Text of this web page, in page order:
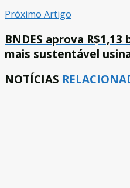
Próximo Artigo
BNDES aprova
mais sustentável
NOTÍCIAS